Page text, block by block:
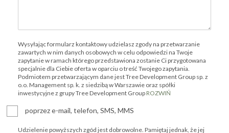
Wysyłając formularz kontaktowy udzielasz zgody na przetwarzanie
zawartych w nim danych osobowych w celu odpowiedzi na Twoje
zapytanie w ramach którego przedstawiona zostanie Ci przygotowana
specjalnie dla Ciebie oferta w oparciu o treść Twojego zapytania.
Podmiotem przetwarzającym dane jest Tree Development Group sp. z
o.o. Management sp. k. z siedzibą w Warszawie oraz spółki
inwestycyjne z grupy Tree Development Group ROZWIŃ
poprzez e-mail, telefon, SMS, MMS
Udzielenie powyższych zgód jest dobrowolne. Pamiętaj jednak, że jej